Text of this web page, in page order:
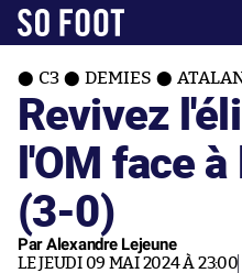
C3 DEMIES
Revivez
l'OM face
(3-0)
Par Alexandre Lejeune
LE JEUDI 09 MAI 2024 À 23:00